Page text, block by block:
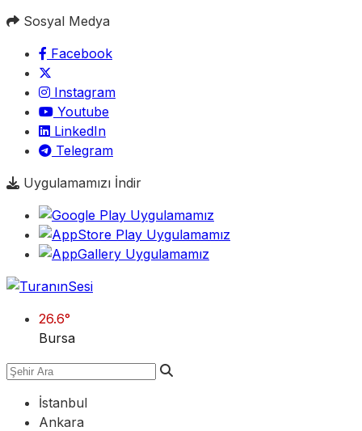
Sosyal Medya
Facebook
Instagram
Youtube
LinkedIn
Telegram
Uygulamamızı İndir
26.6°
Bursa
İstanbul
Ankara